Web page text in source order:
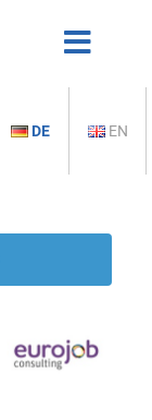
DE EN